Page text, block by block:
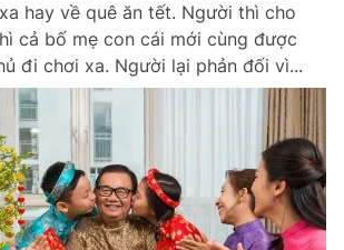
hay về quê ăn tết. Người thì cho
cả bố mẹ con cái mới cùng được
đi chơi xa. Người lại phản đối vì...